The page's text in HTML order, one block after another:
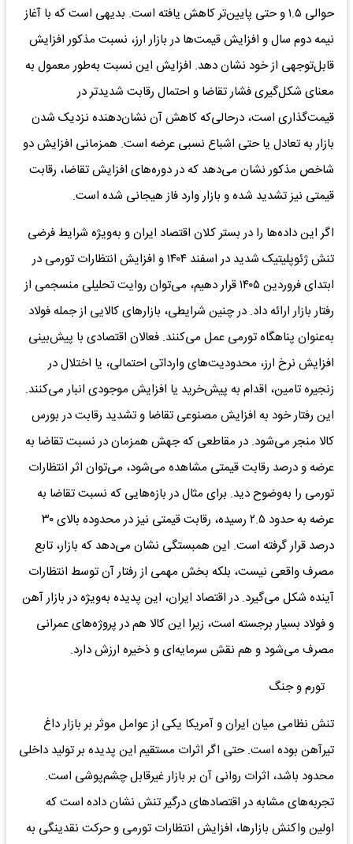
حوالی ۱.۵ و حتی پایین‌تر کاهش یافته است. بدیهی است که با آغاز
نیمه دوم سال و افزایش قیمت‌ها در بازار ارز، نسبت مذکور افزایش
قابل‌توجهی از خود نشان دهد. افزایش این نسبت به‌طور معمول به
معنای شکل‌گیری فشار تقاضا و احتمال رقابت شدیدتر در
قیمت‌گذاری است، درحالی‌که کاهش آن نشان‌دهنده نزدیک شدن
بازار به تعادل یا حتی اشباع نسبی عرضه است. همزمانی افزایش دو
شاخص مذکور نشان می‌دهد که در دوره‌های افزایش تقاضا، رقابت
قیمتی نیز تشدید شده و بازار وارد فاز هیجانی شده است.
اگر این داده‌ها را در بستر کلان اقتصاد ایران و به‌ویژه شرایط فرضی
تنش ژئوپلیتیک شدید در اسفند ۱۴۰۴ و افزایش انتظارات تورمی در
ابتدای فروردین ۱۴۰۵ قرار دهیم، می‌توان روایت تحلیلی منسجمی از
رفتار بازار ارائه داد. در چنین شرایطی، بازارهای کالایی از جمله فولاد
به‌عنوان پناهگاه تورمی عمل می‌کنند. فعالان اقتصادی با پیش‌بینی
افزایش نرخ ارز، محدودیت‌های وارداتی احتمالی، یا اختلال در
زنجیره تامین، اقدام به پیش‌خرید یا افزایش موجودی انبار می‌کنند.
این رفتار خود به افزایش مصنوعی تقاضا و تشدید رقابت در بورس
کالا منجر می‌شود. در مقاطعی که جهش همزمان در نسبت تقاضا به
عرضه و درصد رقابت قیمتی مشاهده می‌شود، می‌توان اثر انتظارات
تورمی را به‌وضوح دید. برای مثال در بازه‌هایی که نسبت تقاضا به
عرضه به حدود ۲.۵ رسیده، رقابت قیمتی نیز در محدوده بالای ۳۰
درصد قرار گرفته است. این همبستگی نشان می‌دهد که بازار، تابع
مصرف واقعی نیست، بلکه بخش مهمی از رفتار آن توسط انتظارات
آینده شکل می‌گیرد. در اقتصاد ایران، این پدیده به‌ویژه در بازار آهن
و فولاد بسیار برجسته است، زیرا این کالا هم در پروژه‌های عمرانی
مصرف می‌شود و هم نقش سرمایه‌ای و ذخیره ارزش دارد.
تورم و جنگ
تنش نظامی میان ایران و آمریکا یکی از عوامل موثر بر بازار داغ
تیرآهن بوده است. حتی اگر اثرات مستقیم این پدیده بر تولید داخلی
محدود باشد، اثرات روانی آن بر بازار غیرقابل چشم‌پوشی است.
تجربه‌های مشابه در اقتصادهای درگیر تنش نشان داده است که
اولین واکنش بازارها، افزایش انتظارات تورمی و حرکت نقدینگی به